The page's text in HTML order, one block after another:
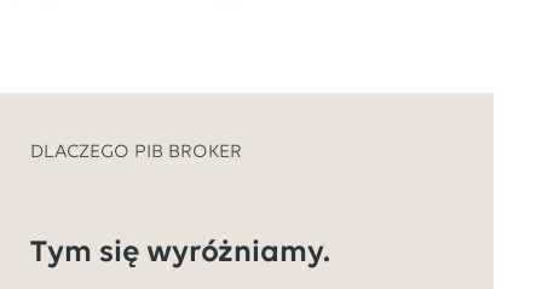
DLACZEGO PIB BROKER
Tym się wyróżniamy.